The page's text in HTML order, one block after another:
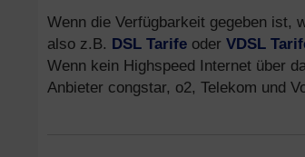
Wenn die Verfügbarkeit gegeben ist,
also z.B. DSL Tarife oder VDSL
Wenn kein Highspeed Internet über
Anbieter congstar, o2, Telekom und